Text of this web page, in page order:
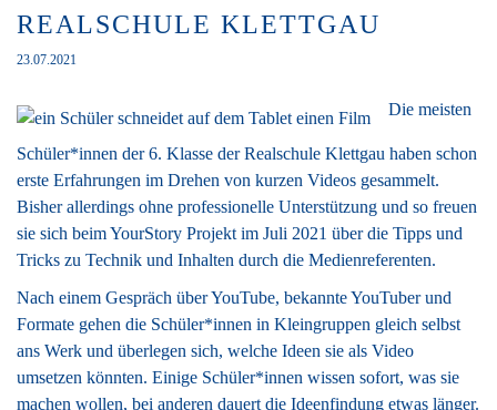
REALSCHULE KLETTGAU
23.07.2021
Die meisten
Schüler*innen der 6. Klasse der Realschule Klettgau haben schon
erste Erfahrungen im Drehen von kurzen Videos gesammelt.
Bisher allerdings ohne professionelle Unterstützung und so freuen
sie sich beim YourStory Projekt im Juli 2021 über die Tipps und
Tricks zu Technik und Inhalten durch die Medienreferenten.
Nach einem Gespräch über YouTube, bekannte YouTuber und
Formate gehen die Schüler*innen in Kleingruppen gleich selbst
ans Werk und überlegen sich, welche Ideen sie als Video
umsetzen könnten. Einige Schüler*innen wissen sofort, was sie
machen wollen, bei anderen dauert die Ideenfindung etwas länger.